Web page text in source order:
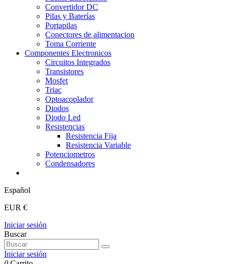
Convertidor DC
Pilas y Baterías
Portapilas
Conectores de alimentacion
Toma Corriente
Componentes Electronicos
Circuitos Integrados
Transistores
Mosfet
Triac
Optoacoplador
Diodos
Diodo Led
Resistencias
Resistencia Fija
Resistencia Variable
Potenciometros
Condensadores
Español
EUR €
Iniciar sesión
Buscar
Iniciar sesión